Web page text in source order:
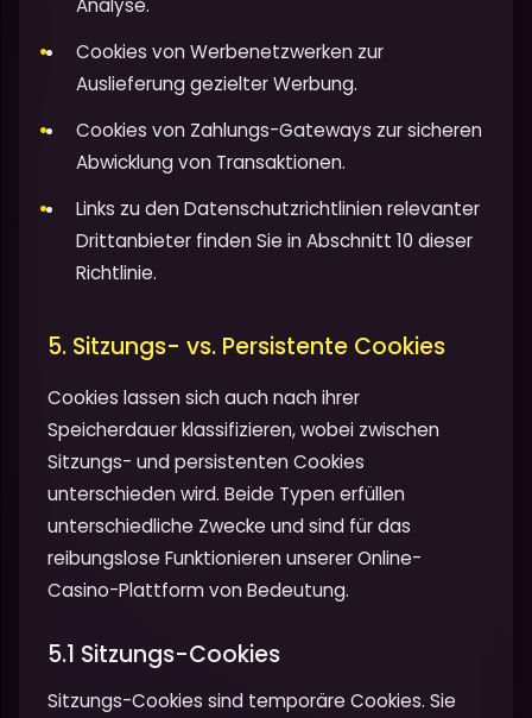
Analyse.
Cookies von Werbenetzwerken zur
Auslieferung gezielter Werbung.
Cookies von Zahlungs-Gateways zur sicheren
Abwicklung von Transaktionen.
Links zu den Datenschutzrichtlinien relevanter
Drittanbieter finden Sie in Abschnitt 10 dieser
Richtlinie.
5. Sitzungs- vs. Persistente Cookies
Cookies lassen sich auch nach ihrer
Speicherdauer klassifizieren, wobei zwischen
Sitzungs- und persistenten Cookies
unterschieden wird. Beide Typen erfüllen
unterschiedliche Zwecke und sind für das
reibungslose Funktionieren unserer Online-
Casino-Plattform von Bedeutung.
5.1 Sitzungs-Cookies
Sitzungs-Cookies sind temporäre Cookies. Sie